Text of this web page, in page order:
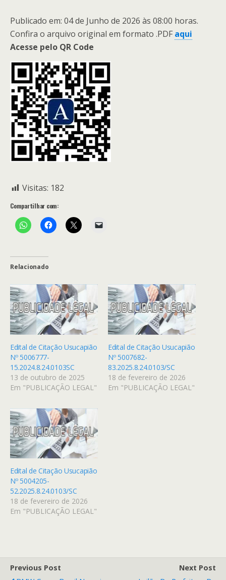
Publicado em: 04 de Junho de 2026 às 08:00 horas.
Confira o arquivo original em formato .PDF aqui
Acesse pelo QR Code
Visitas: 182
Compartilhar com:
Relacionado
Edital de Citação Usucapião
Nº 5006777-
15.2024.8.24.0103SC
13 de outubro de 2025
Em "PUBLICAÇÃO LEGAL"
Edital de Citação Usucapião
Nº 5007682-
83.2025.8.24.0103/SC
18 de fevereiro de 2026
Em "PUBLICAÇÃO LEGAL"
Edital de Citação Usucapião
Nº 5004205-
52.2025.8.24.0103/SC
18 de fevereiro de 2026
Em "PUBLICAÇÃO LEGAL"
Previous Post
Next Post